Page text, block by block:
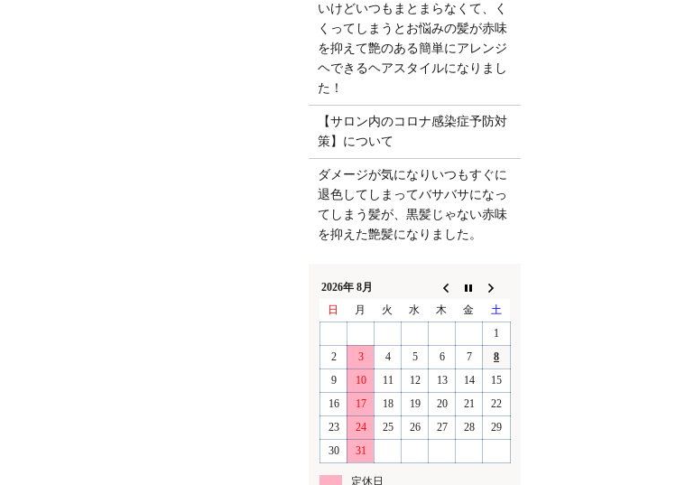
いけどいつもまとまらなくて、く
くってしまうとお悩みの髪が赤味
を抑えて艶のある簡単にアレンジ
ヘできるヘアスタイルになりまし
た！
【サロン内のコロナ感染症予防対
策】について
ダメージが気になりいつもすぐに
退色してしまってバサバサになっ
てしまう髪が、黒髪じゃない赤味
を抑えた艶髪になりました。
2026年 8月
日
月 火 水 木 金
土
1
2
3 4 5 6 7
8
9
10 11 12 13 14
15
16
17 18 19 20 21
22
23
24 25 26 27 28
29
30
31
定休日